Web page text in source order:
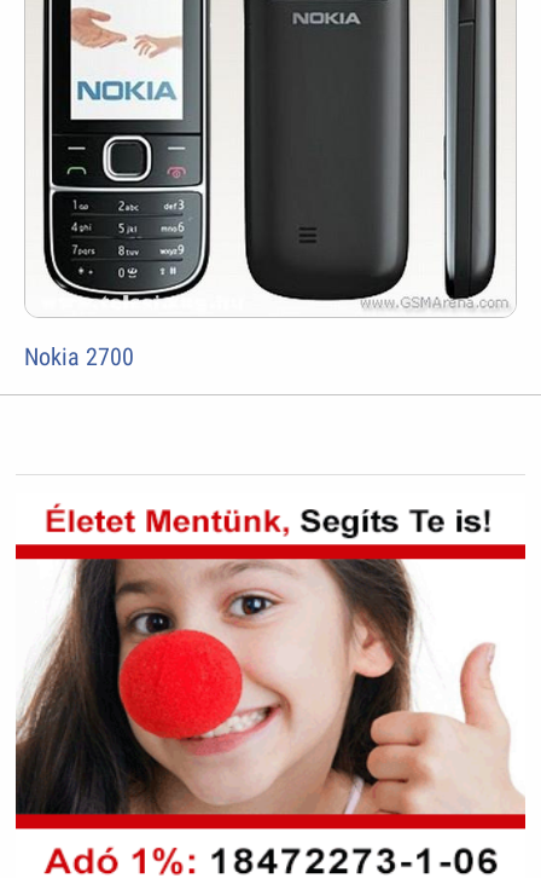
Nokia 2700